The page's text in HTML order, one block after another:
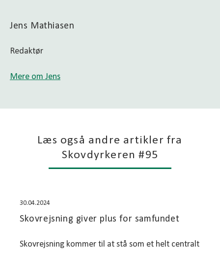
Jens Mathiasen
Redaktør
Mere om Jens
Læs også andre artikler fra
Skovdyrkeren #95
30.04.2024
Skovrejsning giver plus for samfundet
Skovrejsning kommer til at stå som et helt centralt